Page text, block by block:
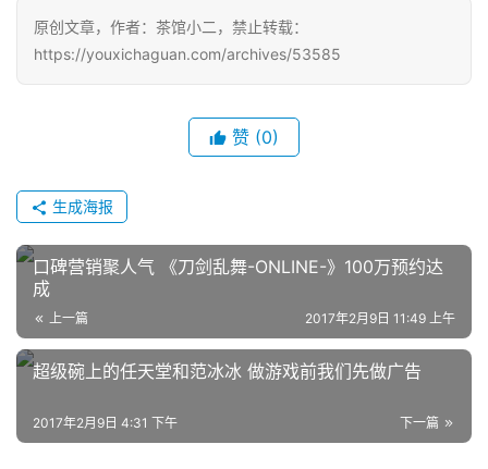
原创文章，作者：茶馆小二，禁止转载：
https://youxichaguan.com/archives/53585
赞 (0)
生成海报
口碑营销聚人气 《刀剑乱舞-ONLINE-》100万预约达
成
上一篇 2017年2月9日 11:49 上午
超级碗上的任天堂和范冰冰 做游戏前我们先做广告
下一篇
2017年2月9日 4:31 下午